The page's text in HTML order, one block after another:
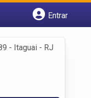
Entrar
- Itaguai - RJ